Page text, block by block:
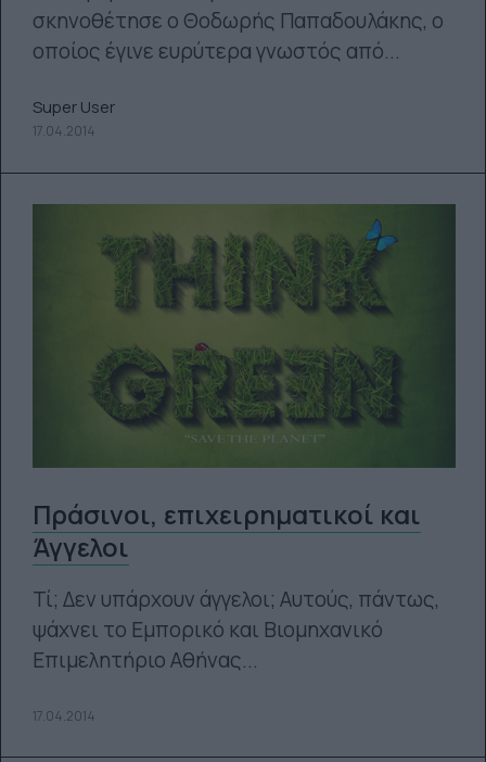
σκηνοθέτησε ο Θοδωρής Παπαδουλάκης, ο
οποίος έγινε ευρύτερα γνωστός από...
Super User
17.04.2014
Πράσινοι, επιχειρηματικοί και
Άγγελοι
Τί; Δεν υπάρχουν άγγελοι; Αυτούς, πάντως,
ψάχνει το Εμπορικό και Βιομηχανικό
Επιμελητήριο Αθήνας...
17.04.2014